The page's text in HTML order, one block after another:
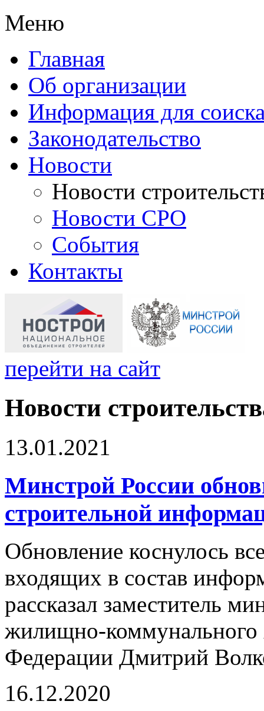
Меню
Главная
Об организации
Информация для
Законодательство
Новости
Новости
Новости СРО
События
Контакты
перейти на сайт
Новости
13.01.2021
Минстрой России
строительной
Обновление коснулось
входящих в состав
рассказал заместитель
жилищно-коммунального
Федерации Дмитрий
16.12.2020